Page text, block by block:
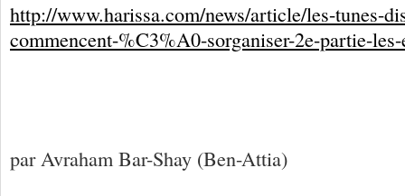
http://www.harissa.com/news/article/les-tunes-
commencent-%C3%A0-sorganiser-2e-partie-
par Avraham Bar-Shay (Ben-Attia)